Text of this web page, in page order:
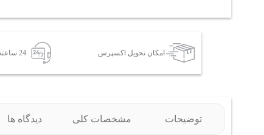
امکان تحویل اکسپرس 24 ساعته، 7 روز هفته
توضیحات مشخصات کلی دیدگاه ها